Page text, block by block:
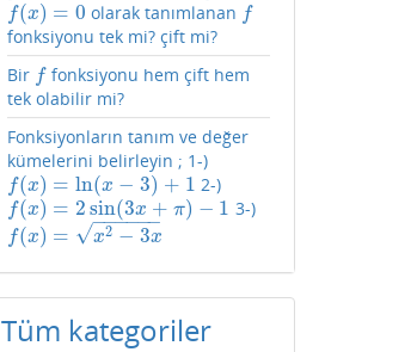
f(x) = 0
f(x)=0 olarak tanımlanan f
f
fonksiyonu tek mi? çift mi?
Bir f
f fonksiyonu hem çift hem
tek olabilir mi?
Fonksiyonların tanım ve değer
kümelerini belirleyin ; 1-)
f(x) = ln(x − 3) + 1
f(x)=ln(x −3)+1 2-)
f(x) = 2sin(3x + π) − 1
f(x)=2 sin (3 x+π)−1 3-)
f(x) = x2 − 3x
− −
−−−−
√
f(x)=x 2−3x
Tüm kategoriler